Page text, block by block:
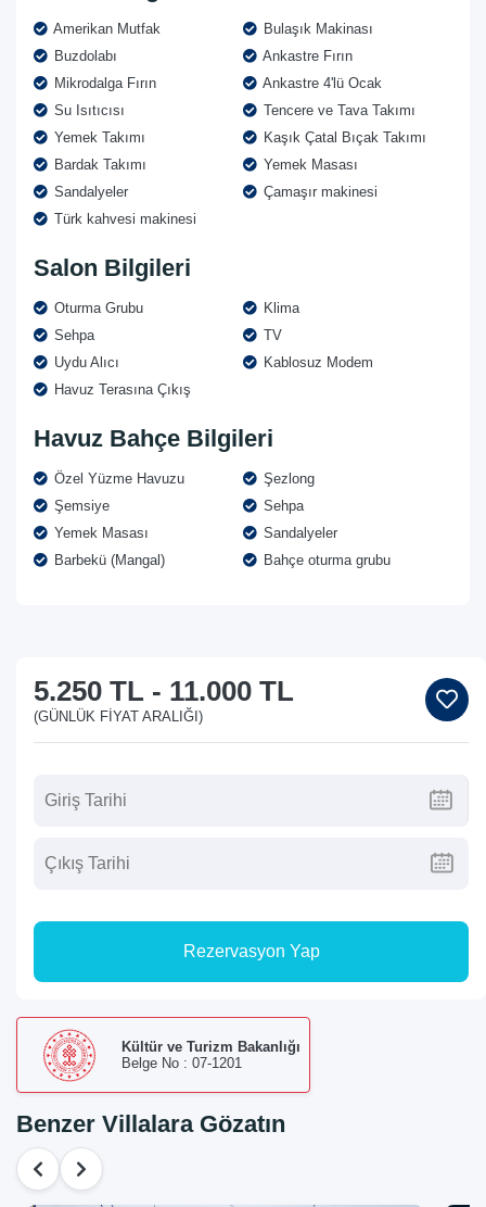
Amerikan Mutfak
Bulaşık Makinası
Buzdolabı
Ankastre Fırın
Mikrodalga Fırın
Ankastre 4'lü Ocak
Su Isıtıcısı
Tencere ve Tava Takımı
Yemek Takımı
Kaşık Çatal Bıçak Takımı
Bardak Takımı
Yemek Masası
Sandalyeler
Çamaşır makinesi
Türk kahvesi makinesi
Salon Bilgileri
Oturma Grubu
Klima
Sehpa
TV
Uydu Alıcı
Kablosuz Modem
Havuz Terasına Çıkış
Havuz Bahçe Bilgileri
Özel Yüzme Havuzu
Şezlong
Şemsiye
Sehpa
Yemek Masası
Sandalyeler
Barbekü (Mangal)
Bahçe oturma grubu
5.250 TL - 11.000 TL
(GÜNLÜK FIYAT ARALIĞI)
Rezervasyon Yap
Kültür ve Turizm Bakanlığı
Belge No : 07-1201
Benzer Villalara Gözatın